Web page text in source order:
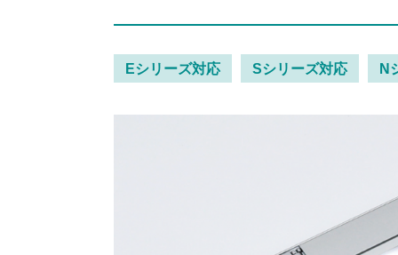
Eシリーズ対応 Sシリーズ対応 N